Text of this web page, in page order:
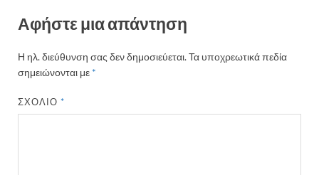
Αφήστε μια απάντηση
Η ηλ. διεύθυνση σας δεν δημοσιεύεται.Τα υποχρεωτικά πεδία
σημειώνονται με *
ΣΧΌΛΙΟ*